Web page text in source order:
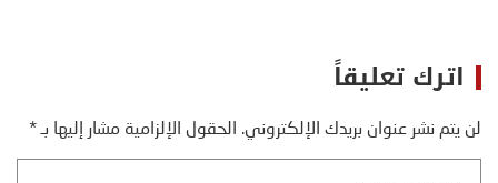
اترك تعليقاً
لن يتم نشر عنوان بريدك الإلكتروني. الحقول الإلزامية مشار إليها بـ*